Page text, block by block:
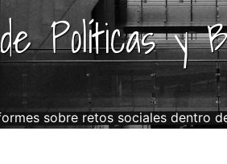
Políticas y
sobre retos sociales dentro